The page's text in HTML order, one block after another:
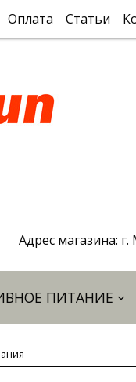
Оплата Статьи
Адрес магазина:
ПИТАНИЕ